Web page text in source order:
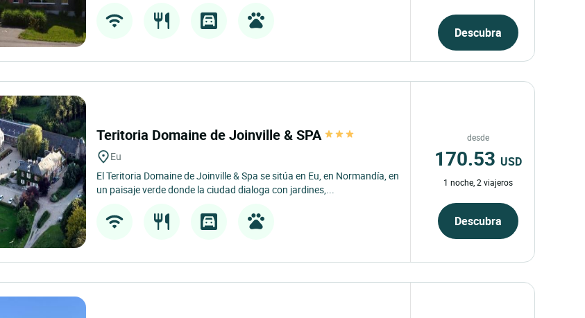
Descubra
Teritoria Domaine de Joinville & SPA
Eu
El Teritoria Domaine de Joinville & Spa se sitúa en Eu, en Normandía, en
un paisaje verde donde la ciudad dialoga con jardines,...
desde
170.53 USD
1 noche, 2 viajeros
Descubra